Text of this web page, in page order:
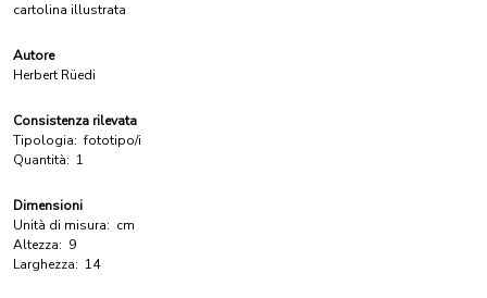
cartolina illustrata
Autore
Herbert Rüedi
Consistenza rilevata
Tipologia: fototipo/i
Quantità: 1
Dimensioni
Unità di misura: cm
Altezza: 9
Larghezza: 14